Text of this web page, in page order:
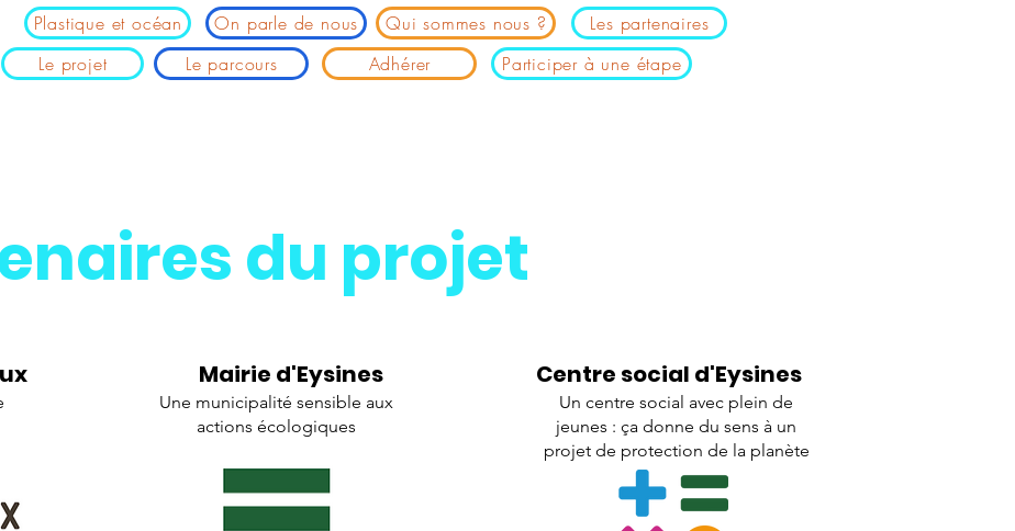
Plastique et océan On parle de nous Qui sommes nous ?
Les partenaires
Le projet
Le parcours Adhérer Participer à une étape
du projet
Mairie d'Eysines
Une municipalité sensible aux
actions écologiques
Centre social d'Eysines
Un centre social avec plein de
jeunes : ça donne du sens à un
projet de protection de la planète